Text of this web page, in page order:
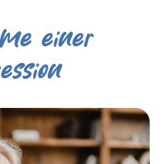
einer